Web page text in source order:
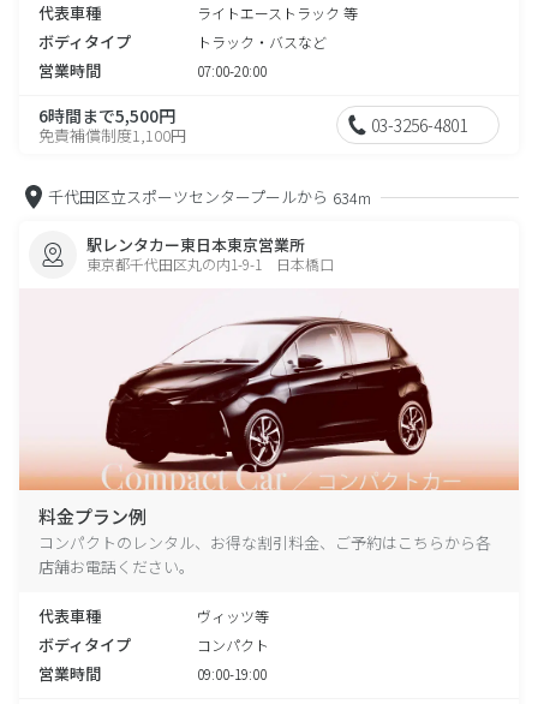
代表車種 ライトエーストラック 等
ボディタイプ トラック・バスなど
営業時間 07:00-20:00
6時間まで5,500円
免責補償制度1,100円 03-3256-4801
千代田区立スポーツセンタープールから 634m
駅レンタカー東日本東京営業所
東京都千代田区丸の内1-9-1 日本橋口
料金プラン例
コンパクトのレンタル、お得な割引料金、ご予約はこちらから各
店舗お電話ください。
代表車種 ヴィッツ等
ボディタイプ コンパクト
営業時間 09:00-19:00